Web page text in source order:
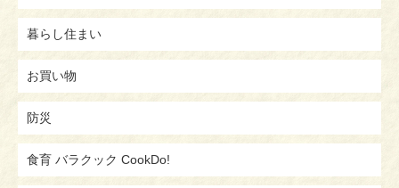
暮らし住まい
お買い物
防災
食育 バラクック CookDo!